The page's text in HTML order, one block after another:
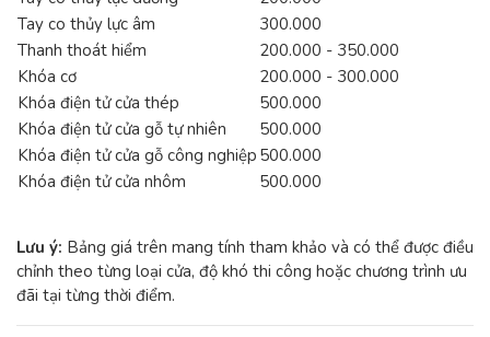
Tay co thủy lực âm
300.000
Thanh thoát hiểm
200.000 - 350.000
Khóa cơ
200.000 - 300.000
Khóa điện tử cửa thép
500.000
Khóa điện tử cửa gỗ tự nhiên
500.000
Khóa điện tử cửa gỗ công nghiệp 500.000
Khóa điện tử cửa nhôm
500.000
Lưu ý: Bảng giá trên mang tính tham khảo và có thể được điều
chỉnh theo từng loại cửa, độ khó thi công hoặc chương trình ưu
đãi tại từng thời điểm.